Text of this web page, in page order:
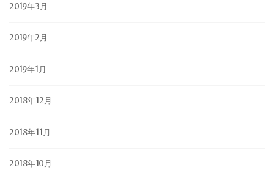
2019年3月
2019年2月
2019年1月
2018年12月
2018年11月
2018年10月